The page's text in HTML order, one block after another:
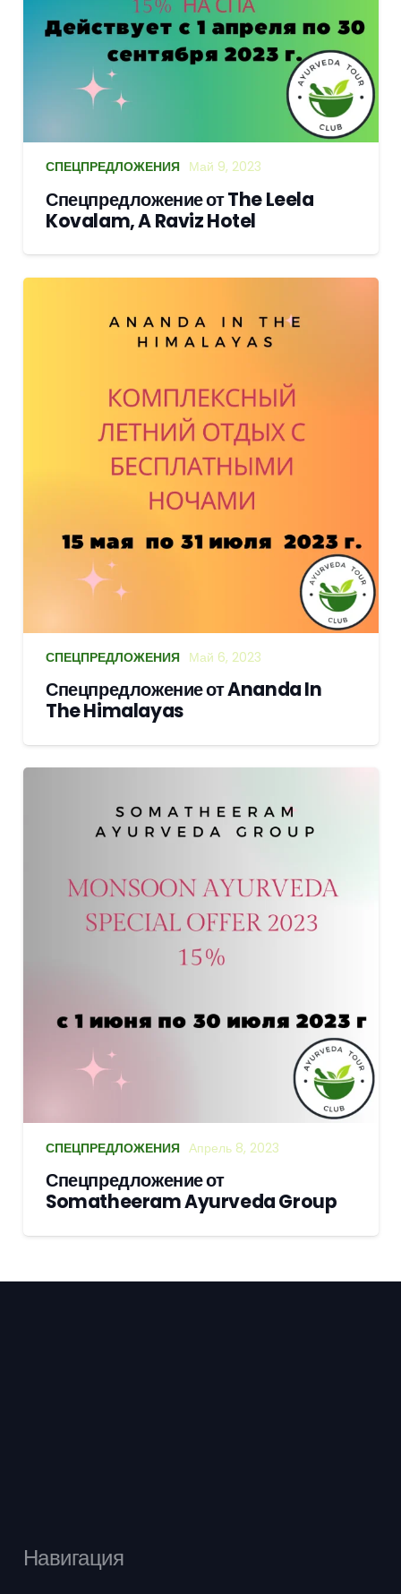
СПЕЦПРЕДЛОЖЕНИЯ Май 9, 2023
Спецпредложение от The Leela
Kovalam, A Raviz Hotel
СПЕЦПРЕДЛОЖЕНИЯ Май 6, 2023
Спецпредложение от Ananda In
The Himalayas
СПЕЦПРЕДЛОЖЕНИЯ Апрель 8, 2023
Спецпредложение от
Somatheeram Ayurveda Group
Навигация